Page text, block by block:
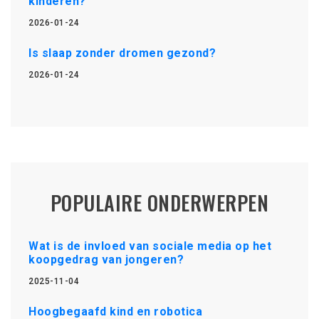
2026-01-24
Is slaap zonder dromen gezond?
2026-01-24
POPULAIRE ONDERWERPEN
Wat is de invloed van sociale media op het
koopgedrag van jongeren?
2025-11-04
Hoogbegaafd kind en robotica